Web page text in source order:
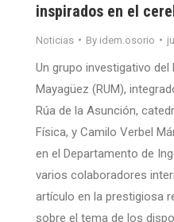
inspirados en el
Noticias By idem.osorio
Un grupo investigativo
Mayagüez (RUM),
Rúa de la Asunción,
Física, y Camilo Verbel
en el Departamento de
varios colaboradores
artículo en la prestigiosa
sobre el tema de los